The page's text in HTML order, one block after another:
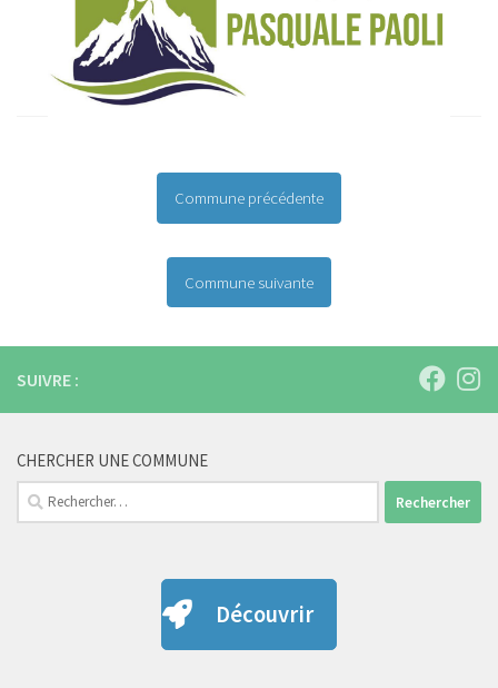
Commune précédente
Commune suivante
SUIVRE :
CHERCHER UNE COMMUNE
Rechercher :
Découvrir